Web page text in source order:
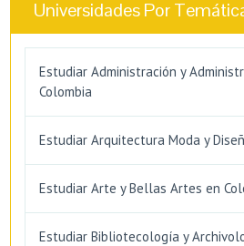
Universidades Por
Estudiar Administración y
Colombia
Estudiar Arquitectura Moda y
Estudiar Arte y Bellas Artes en
Estudiar Bibliotecología y